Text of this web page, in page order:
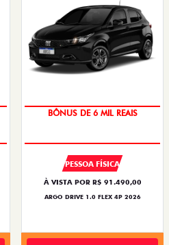
TAXA ZERO
PESSOA FÍSICA
À VISTA POR R$ 91.490,00
ARGO DRIVE 1.0 FLEX 4P 2026